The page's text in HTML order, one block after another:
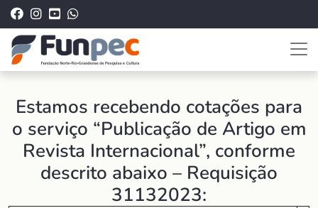
Estamos recebendo cotações para
o serviço “Publicação de Artigo em
Revista Internacional”, conforme
descrito abaixo – Requisição
31132023: